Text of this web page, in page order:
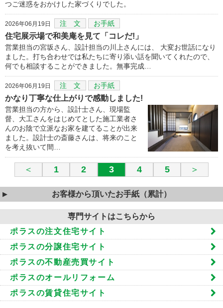
つご迷惑をおかけした家づくりでした。
2026年06月19日 注 文 お手紙
住宅展示場で和美庵を見て「コレだ!」
営業担当の宮坂さん、設計担当の川上さんには、 大変お世話になり
ました。打ち合わせでは私たちに寄り添い話を聞いてくれたので、
何でも相談することができました。無事完成…
2026年06月19日 注 文 お手紙
かなり丁寧な仕上がりで感動しました!
営業担当の方から、設計士さん、現場監
督、大工さんをはじめてとした施工業者さ
んのお陰で立派なお家を建てることが出来
ました。設計士の斎藤さんは、将来のこと
を考え抜いて間…
＜ 1 2 3 4 5 ＞
お客様から頂いたお手紙（累計）
専門サイトはこちらから
ポラスの注文住宅サイト
ポラスの分譲住宅サイト
ポラスの不動産売買サイト
ポラスのオールリフォーム
ポラスの賃貸住宅サイト